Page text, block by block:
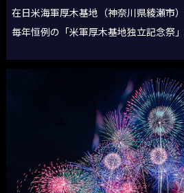
在日米海軍厚木基地（神奈川県綾瀬市
毎年恒例の「米軍厚木基地独立記念祭